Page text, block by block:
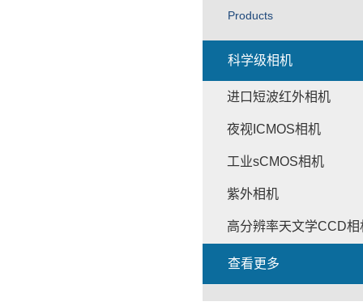
Products
科学级相机
进口短波红外相机
夜视ICMOS相机
工业sCMOS相机
紫外相机
高分辨率天文学CCD相
查看更多